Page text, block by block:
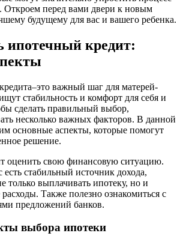
Откроем перед вами двери к новым
будущему для вас и вашего ребенка.
ипотечный кредит:
важный шаг для матерей-
стабильность и комфорт для себя и
сделать правильный выбор,
несколько важных факторов. В данной
основные аспекты, которые помогут
решение.
оценить свою финансовую ситуацию.
есть стабильный источник дохода,
только выплачивать ипотеку, но и
Также полезно ознакомиться с
предложений банков.
выбора ипотеки